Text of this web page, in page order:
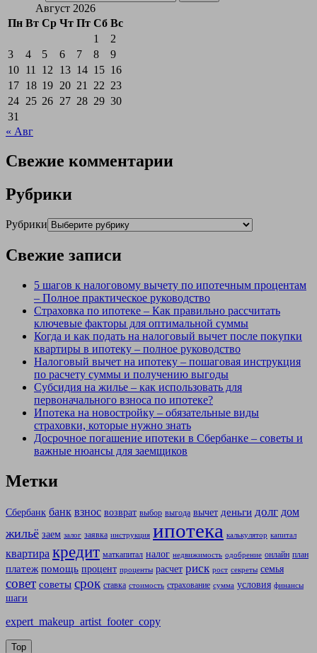
Август 2026
Пн Вт Ср Чт Пт Сб Вс
1
2
3
4 5 6 7 8
9
10 11 12 13 14 15 16
17 18 19 20 21 22 23
24 25 26 27 28 29 30
31
« Авг
Свежие комментарии
Рубрики
Рубрики
Свежие записи
5 шагов к налоговому вычету по ипотечным процентам
– Полное практическое руководство
Страховка по ипотеке – Как правильно рассчитать
ключевые факторы для оптимальной суммы
Когда и как подать на налоговый вычет после покупки
квартиры в ипотеку – полное руководство
Налоговый вычет на ипотеку – пошаговая инструкция
по расчету суммы и получению выгоды
Субсидия на жилье – как использовать для
первоначального взноса по ипотеке?
Ипотека на новостройку – обязательные виды
страховки, которые нужно знать
Досрочное погашение ипотеки в Сбербанке – советы и
важные нюансы для заемщиков
Метки
Сбербанк банк взнос возврат выбор выгода вычет деньги долг дом
жильё заем залог заявка инструкция ипотека калькулятор капитал
квартира кредит маткапитал налог недвижимость одобрение онлайн план
платеж помощь процент проценты расчет риск рост секреты семья
совет советы срок ставка стоимость страхование сумма условия финансы
шаги
expert_makeup_artist_footer_copy
Top